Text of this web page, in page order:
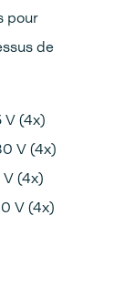
pour
de
V (4x)
V (4x)
(4x)
V (4x)